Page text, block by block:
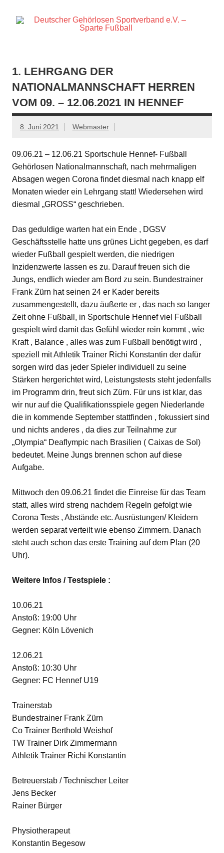
springen
1. LEHRGANG DER
NATIONALMANNSCHAFT HERREN
VOM 09. – 12.06.2021 IN HENNEF
8. Juni 2021 Webmaster
09.06.21 – 12.06.21 Sportschule Hennef- Fußball
Gehörlosen Nationalmannschaft, nach mehrmaligen
Absagen wegen Corona findet diesmal nach knapp elf
Monaten wieder ein Lehrgang statt! Wiedersehen wird
diesmal „GROSS“ geschrieben.
Das geduldige warten hat ein Ende , DGSV
Geschäftsstelle hatte uns grünes Licht gegeben, es darf
wieder Fußball gespielt werden, die niedrigen
Inzidenzwerte lassen es zu. Darauf freuen sich die
Jungs, endlich wieder am Bord zu sein. Bundestrainer
Frank Zürn hat seinen 24 er Kader bereits
zusammengestellt, dazu äußerte er , das nach so langer
Zeit ohne Fußball, in Sportschule Hennef viel Fußball
gespielt wird damit das Gefühl wieder rein kommt , wie
Kraft , Balance , alles was zum Fußball benötigt wird ,
speziell mit Athletik Trainer Richi Konstantin der dafür
sorgen wird das jeder Spieler individuell zu seine
Stärken hergerichtet wird, Leistungstests steht jedenfalls
im Programm drin, freut sich Zürn. Für uns ist klar, das
wir nur auf die Qualifikationsspiele gegen Niederlande
die in kommende September stattfinden , fokussiert sind
und nichts anderes , da dies zur Teilnahme zur
„Olympia“ Deaflympic nach Brasilien ( Caixas de Sol)
bedeutet. Meine Jungs brennen schon auf diese
Aufgabe.
Mittwoch den 09.06.21 findet die Einreise für das Team
statt, alles wird streng nachdem Regeln gefolgt wie
Corona Tests , Abstände etc. Ausrüstungen/ Kleidern
werden separat verteilt wie ebenso Zimmern. Danach
steht auch schon das erste Training auf dem Plan (20
Uhr).
Weitere Infos / Testspiele :
10.06.21
Anstoß: 19:00 Uhr
Gegner: Köln Lövenich
12.06.21
Anstoß: 10:30 Uhr
Gegner: FC Hennef U19
Trainerstab
Bundestrainer Frank Zürn
Co Trainer Berthold Weishof
TW Trainer Dirk Zimmermann
Athletik Trainer Richi Konstantin
Betreuerstab / Technischer Leiter
Jens Becker
Rainer Bürger
Physiotherapeut
Konstantin Begesow